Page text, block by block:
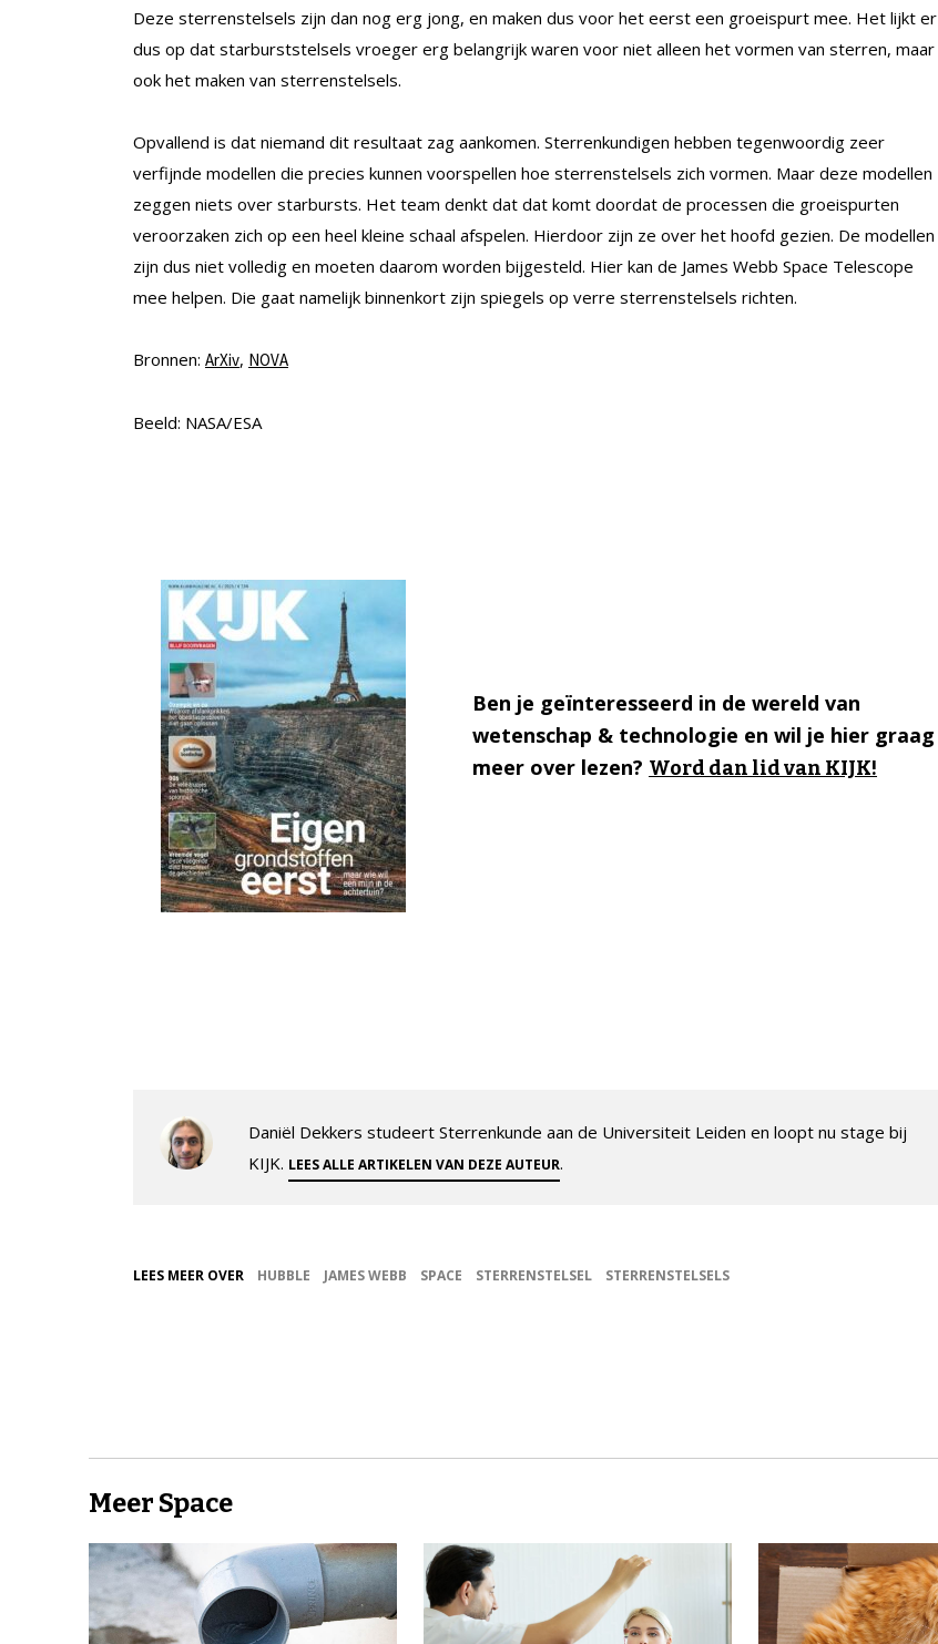
Deze sterrenstelsels zijn dan nog erg jong, en maken dus voor het eerst een groeispurt mee. Het lijkt er
dus op dat starburststelsels vroeger erg belangrijk waren voor niet alleen het vormen van sterren, maar
ook het maken van sterrenstelsels.
Opvallend is dat niemand dit resultaat zag aankomen. Sterrenkundigen hebben tegenwoordig zeer
verfijnde modellen die precies kunnen voorspellen hoe sterrenstelsels zich vormen. Maar deze modellen
zeggen niets over starbursts. Het team denkt dat dat komt doordat de processen die groeispurten
veroorzaken zich op een heel kleine schaal afspelen. Hierdoor zijn ze over het hoofd gezien. De modellen
zijn dus niet volledig en moeten daarom worden bijgesteld. Hier kan de James Webb Space Telescope
mee helpen. Die gaat namelijk binnenkort zijn spiegels op verre sterrenstelsels richten.
Bronnen: ArXiv, NOVA
Beeld: NASA/ESA
Ben je geïnteresseerd in de wereld van
wetenschap & technologie en wil je hier graag
meer over lezen? Word dan lid van KIJK!
Daniël Dekkers studeert Sterrenkunde aan de Universiteit Leiden en loopt nu stage bij
KIJK. LEES ALLE ARTIKELEN VAN DEZE AUTEUR.
LEES MEER OVER HUBBLE JAMES WEBB SPACE STERRENSTELSEL STERRENSTELSELS
Meer Space